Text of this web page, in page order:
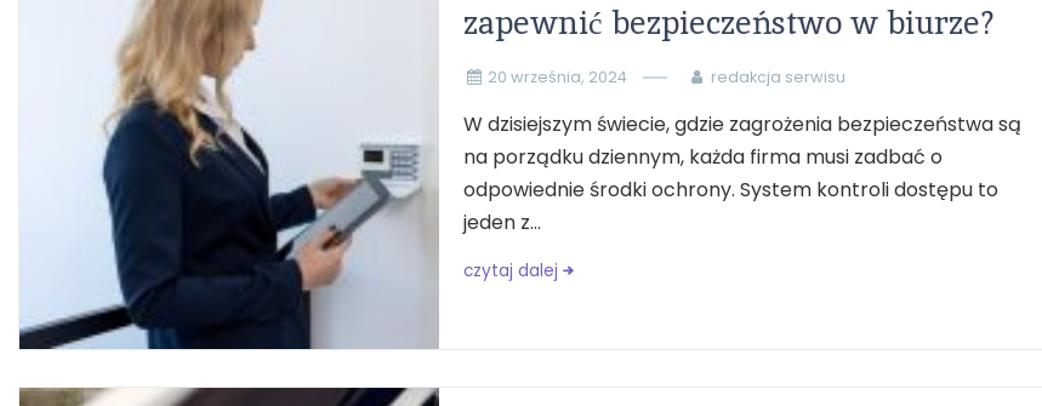
zapewnić bezpieczeństwo w biurze?
20 września, 2024 redakcja serwisu
W dzisiejszym świecie, gdzie zagrożenia bezpieczeństwa są
na porządku dziennym, każda firma musi zadbać o
odpowiednie środki ochrony. System kontroli dostępu to
jeden z...
czytaj dalej